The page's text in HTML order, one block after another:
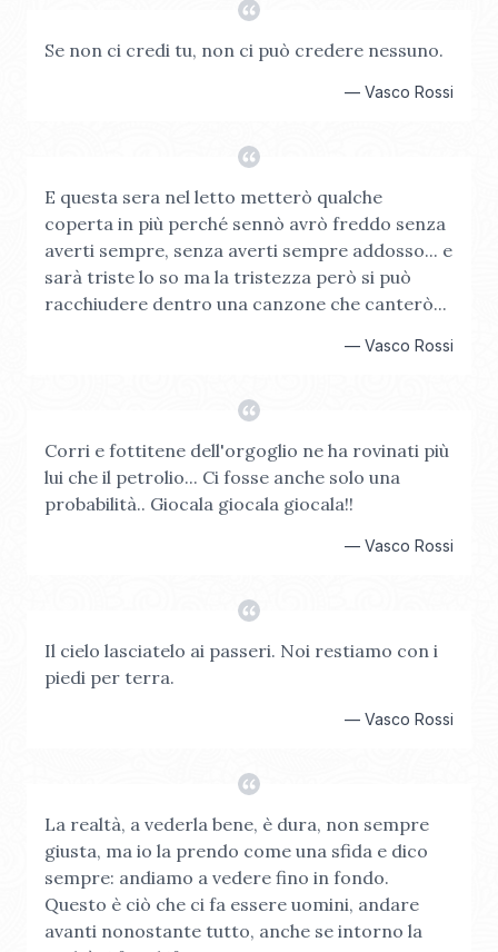
Se non ci credi tu, non ci può credere nessuno.
— Vasco Rossi
E questa sera nel letto metterò qualche
coperta in più perché sennò avrò freddo senza
averti sempre, senza averti sempre addosso... e
sarà triste lo so ma la tristezza però si può
racchiudere dentro una canzone che canterò...
— Vasco Rossi
Corri e fottitene dell'orgoglio ne ha rovinati più
lui che il petrolio... Ci fosse anche solo una
probabilità.. Giocala giocala giocala!!
— Vasco Rossi
Il cielo lasciatelo ai passeri. Noi restiamo con i
piedi per terra.
— Vasco Rossi
La realtà, a vederla bene, è dura, non sempre
giusta, ma io la prendo come una sfida e dico
sempre: andiamo a vedere fino in fondo.
Questo è ciò che ci fa essere uomini, andare
avanti nonostante tutto, anche se intorno la